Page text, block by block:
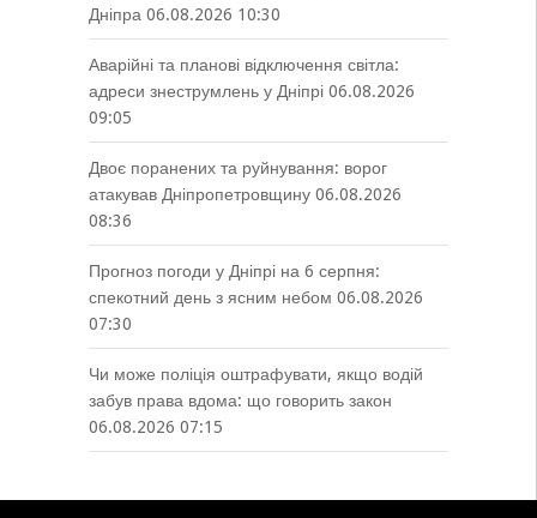
Дніпра 06.08.2026 10:30
Аварійні та планові відключення світла:
адреси знеструмлень у Дніпрі 06.08.2026
09:05
Двоє поранених та руйнування: ворог
атакував Дніпропетровщину 06.08.2026
08:36
Прогноз погоди у Дніпрі на 6 серпня:
спекотний день з ясним небом 06.08.2026
07:30
Чи може поліція оштрафувати, якщо водій
забув права вдома: що говорить закон
06.08.2026 07:15